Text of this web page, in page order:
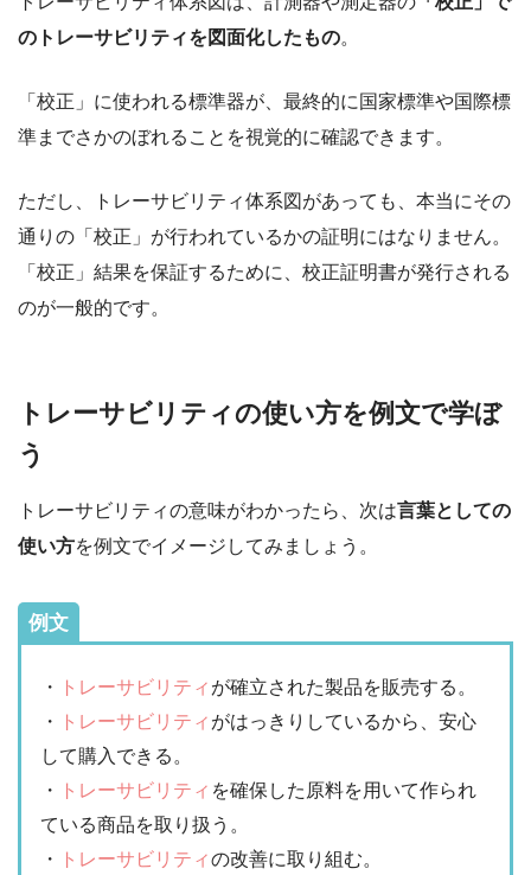
のトレーサビリティを図面化したもの。
「校正」に使われる標準器が、最終的に国家標準や国際標
準までさかのぼれることを視覚的に確認できます。
ただし、トレーサビリティ体系図があっても、本当にその
通りの「校正」が行われているかの証明にはなりません。
「校正」結果を保証するために、校正証明書が発行される
のが一般的です。
トレーサビリティの使い方を例文で学ぼ
う
トレーサビリティの意味がわかったら、次は言葉としての
使い方を例文でイメージしてみましょう。
例文
・ トレーサビリティ が確立された製品を販売する。
・
トレーサビリティ がはっきりしているから、安心
して購入できる。
・
トレーサビリティ を確保した原料を用いて作られ
ている商品を取り扱う。
・
トレーサビリティの改善に取り組む。